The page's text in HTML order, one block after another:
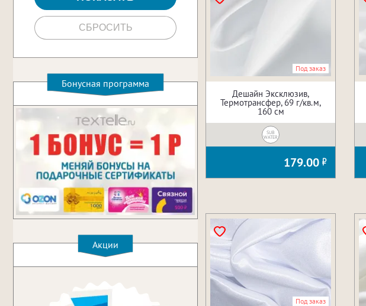
Бонусная программа
Акции
Под заказ
Дешайн Эксклюзив,
Термотрансфер, 69 г/кв.м,
160 см
SUB
WATER
179.00
Под заказ